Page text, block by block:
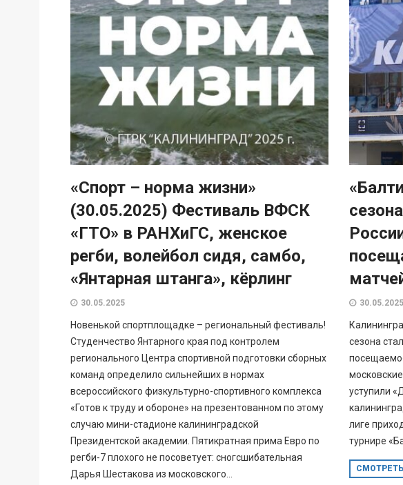
«Спорт – норма жизни»
(30.05.2025) Фестиваль ВФСК
«ГТО» в РАНХиГС, женское
регби, волейбол сидя, самбо,
«Янтарная штанга», кёрлинг
30.05.2025
Новенькой спортплощадке – региональный фестиваль!
Студенчество Янтарного края под контролем
регионального Центра спортивной подготовки сборных
команд определило сильнейших в нормах
всероссийского физкультурно-спортивного комплекса
«Готов к труду и обороне» на презентованном по этому
случаю мини-стадионе калининградской
Президентской академии. Пятикратная прима Евро по
регби-7 плохого не посоветует: сногсшибательная
Дарья Шестакова из московского...
30.05.2025
сезона
уступили
лиге
турнире
СМОТРЕТЬ